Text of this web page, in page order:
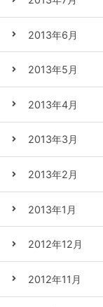
2013年6月
2013年5月
2013年4月
2013年3月
2013年2月
2013年1月
2012年12月
2012年11月